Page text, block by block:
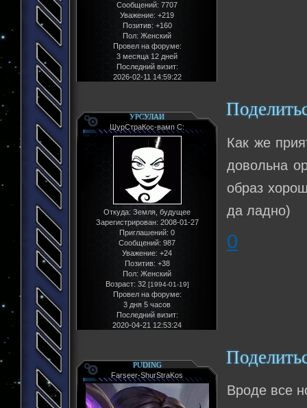
Сообщений: 7707
Уважение: +219
Позитив: +160
Пол:Женский
Провел на форуме:
3 месяца 12 дней
Последний визит:
2026-02-11 14:59:22
УРСУЛАИ
ШурСтраКос-вамп С:
Откуда: Земля, будущее
Зарегистрирован: 2008-01-27
Приглашений: 0
Сообщений: 987
Уважение: +24
Позитив: +38
Пол: Женский
Возраст: 32 [1994-01-19]
Провел на форуме:
3 дня 5 часов
Последний визит:
2020-04-21 12:53:24
Как же
довольна
образ
да ладно)
0
PUDING
Farseer-ShurStraKos
Вроде все